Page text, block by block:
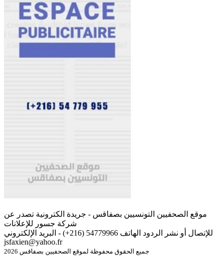
موقع الصحفيين التونسيين بصفاقس - جريدة الكترونية تصدر عن
شركة جسور للإعلانات
للإتصال أو نشر الردود الهاتف 54779966 (216+) - البريد الإلكتروني
jsfaxien@yahoo.fr
جميع الحقوق محفوظة لموقع الصحفيين بصفاقس 2026